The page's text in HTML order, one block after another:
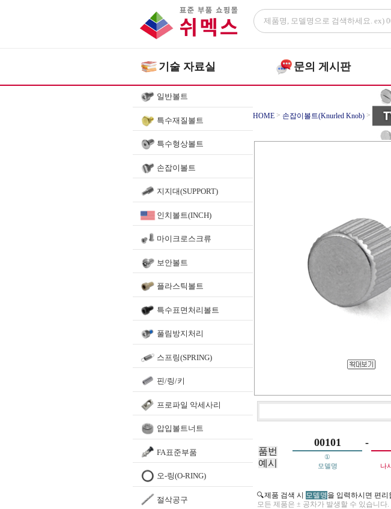
기술 자료실 문의 게시판
일반볼트
특수재질볼트
특수형상볼트
손잡이볼트
지지대(SUPPORT)
인치볼트(INCH)
마이크로스크류
보안볼트
플라스틱볼트
특수표면처리볼트
풀림방지처리
스프링(SPRING)
핀/링/키
프로파일 악세사리
압입볼트너트
FA표준부품
오-링(O-RING)
절삭공구
HOME > 손잡이볼트(Knurled Knob) >
품번
예시
00101 -
①
모델명
나
🔍제품 검색 시 모델명을 입력하시면 편리
모든 제품은 ± 공차가 발생할 수 있습니다.